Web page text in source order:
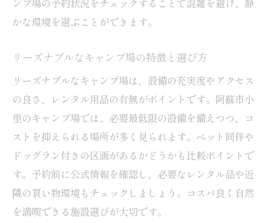
ンプ場の予約状況をチェックすることで混雑を避け、静
かな環境を選ぶことができます。
リーズナブルなキャンプ場の特徴と選び方
リーズナブルなキャンプ場は、設備の充実度やアクセス
の良さ、レンタル用品の有無がポイントです。阿蘇市小
里のキャンプ場では、必要最低限の設備を備えつつ、コ
ストを抑えられる場所が多く見られます。ペット同伴や
ドッグラン付きの区画があるかどうかも比較ポイントで
す。予約前に公式情報を確認し、必要なレンタル品や近
隣の買い物環境もチェックしましょう。コスパ良く自然
を満喫できる施設選びが大切です。